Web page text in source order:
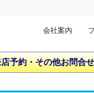
会社案内
予約・その他お問合せ